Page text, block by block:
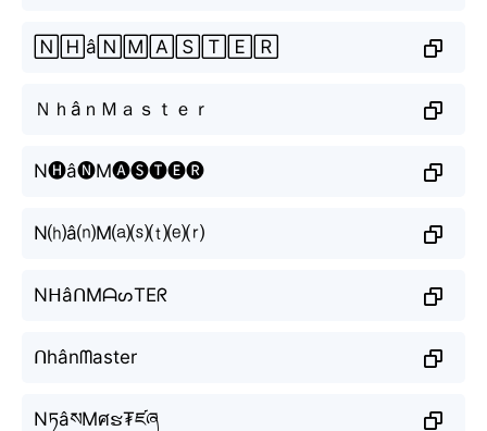
🄽🄷â🄽🄼🄰🅂🅃🄴🅁
ＮｈâｎＭａｓｔｅｒ
N🅗â🅝M🅐🅢🅣🅔🅡
N⒣â⒩M⒜⒮⒯⒠⒭
NᕼâᑎMᗩᔕTEᖇ
ᑎhânᗰaster
NཏâསMศຮ₮ཛཞ